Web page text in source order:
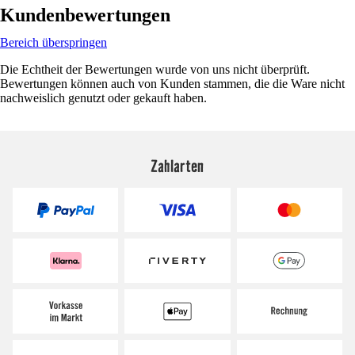
Kundenbewertungen
Bereich überspringen
Die Echtheit der Bewertungen wurde von uns nicht überprüft.
Bewertungen können auch von Kunden stammen, die die Ware nicht
nachweislich genutzt oder gekauft haben.
Zahlarten